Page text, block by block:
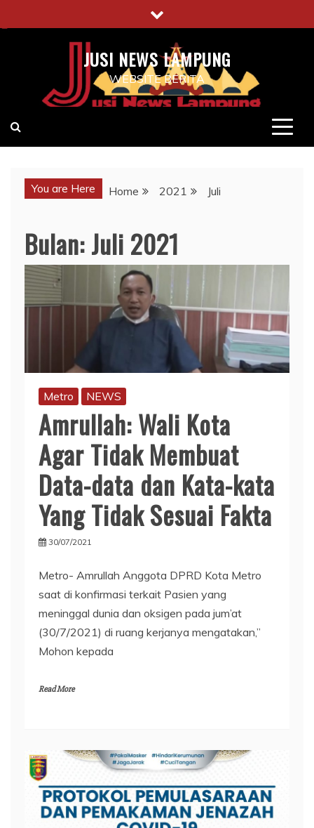
to
JUSI NEWS LAMPUNG
WEBSITE BERITA
You are Here Home 2021 Juli
Bulan:Juli 2021
Metro NEWS
Amrullah: Wali Kota
Agar Tidak Membuat
Data-data dan Kata-kata
Yang Tidak Sesuai Fakta
30/07/2021
Metro- Amrullah Anggota DPRD Kota Metro
saat di konfirmasi terkait Pasien yang
meninggal dunia dan oksigen pada jum’at
(30/7/2021) di ruang kerjanya mengatakan,”
Mohon kepada
Read More